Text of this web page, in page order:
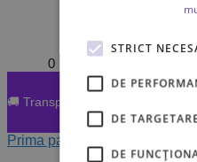
0
🚚 Transport gratuit la toate
Prima pagină
STRICT
DE
DE
DE